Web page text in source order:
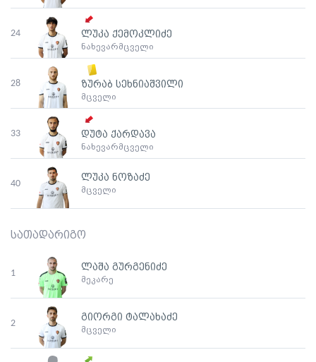
24 ლუკა ქემოკლიძე
ნახევარმცველი
28 ზურაბ სეხნიაშვილი
მცველი
33 დუტა ქარდავა
ნახევარმცველი
40
ლუკა ნოზაძე
მცველი
სათადარიგო
1
ლაშა გურგენიძე
მეკარე
2
გიორგი ტალახაძე
მცველი